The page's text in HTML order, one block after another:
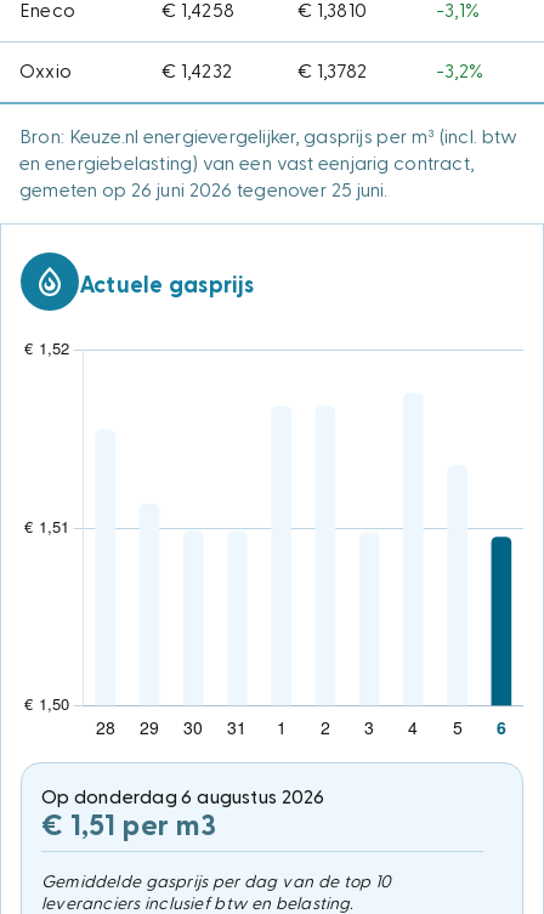
Eneco € 1,4258 € 1,3810 −3,1%
Oxxio € 1,4232 € 1,3782 −3,2%
Bron: Keuze.nl energievergelijker, gasprijs per m³ (incl. btw
en energiebelasting) van een vast eenjarig contract,
gemeten op 26 juni 2026 tegenover 25 juni.
Actuele gasprijs
€ 1,51 per m3
Op donderdag 6 augustus 2026
Gemiddelde gasprijs per dag van de top 10
leveranciers inclusief btw en belasting.